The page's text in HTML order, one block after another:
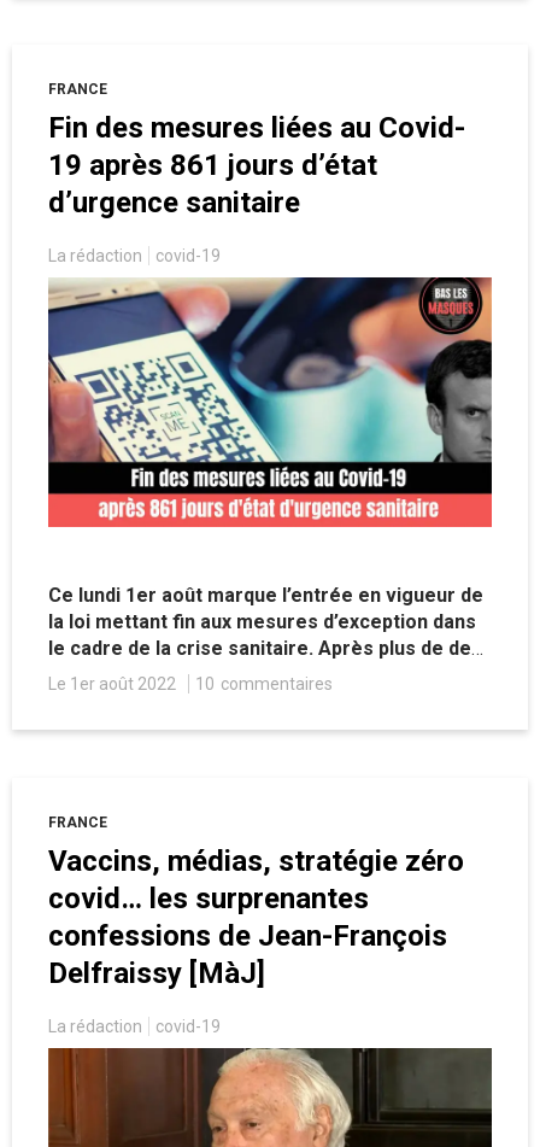
FRANCE
Fin des mesures liées au Covid-
19 après 861 jours d’état
d’urgence sanitaire
La rédaction covid-19
Ce lundi 1er août marque l’entrée en vigueur de
la loi mettant fin aux mesures d’exception dans
le cadre de la crise sanitaire. Après plus de deux
ans et quatre mois, la France sort enfin d’une
séquence hors-norme et traumatisante qui
n’aura que trop durée.
Le 1er août 2022 10 commentaires
FRANCE
Vaccins, médias, stratégie zéro
covid… les surprenantes
confessions de Jean-François
Delfraissy [MàJ]
La rédaction covid-19